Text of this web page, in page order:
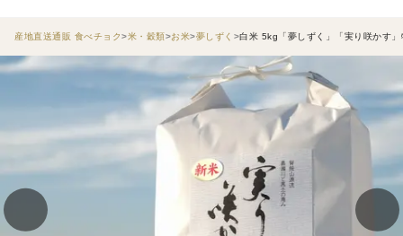
産地直送通販 食べチョク 米・穀類 お米 夢しずく 白米 5kg「夢しずく」「実り咲かす